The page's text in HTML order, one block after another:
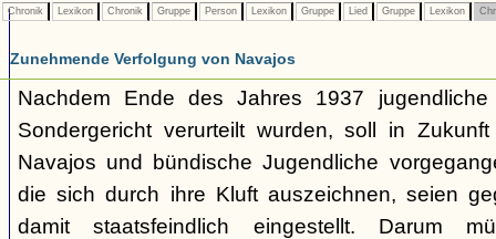
Chronik Lexikon Chronik Gruppe Person Lexikon Gruppe Lied Gruppe Lexikon
Zunehmende Verfolgung von Navajos
Nachdem Ende des Jahres 1937
Sondergericht verurteilt wurden, soll in
Navajos und bündische Jugendliche
die sich durch ihre Kluft auszeichnen, seien
damit staatsfeindlich eingestellt. Darum